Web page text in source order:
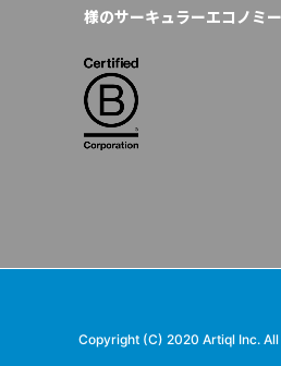
様のサーキュラーエコノミ
Copyright (C) 2020 Artiql Inc.